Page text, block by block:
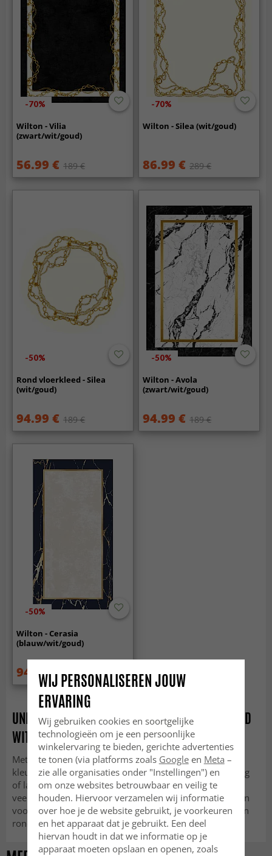
-70%
Wilton - Vilia
(zwart/wit/goud)
56.99 € 189 €
-70%
Wilton - Silea (wit/goud)
86.99 € 289 €
-50%
Rond vloerkleed - Silea
(wit/goud)
94.99 € 189 €
-50%
Wilton - Avola
(zwart/wit/goud)
94.99 € 189 €
-50%
Wilton - Cerasia
(blauw/wit/goud)
94.99 € 189 €
UNIEKE KLEURENCOMBINATIE MET HET VLOERKLEED
WIT GOUD
Met het vloerkleed wit goud haal je een unieke
kleurencombinatie in huis. Je kunt kiezen voor hoogpolig
of laagpolig. Ook als het gaat om maten en stoffen is er
veel keuze bij Trendcarpet. Zo kun je bijvoorbeeld kiezen
voor wol of viscose, een groot vierkant tapijt of een klein
rond kleedje. Veel keuze dus!
WIJ PERSONALISEREN JOUW
ERVARING
Wij gebruiken cookies en soortgelijke
technologieën om je een persoonlijke
winkelervaring te bieden, gerichte advertenties
te tonen (via platforms zoals Googleen Meta –
zie alle organisaties onder "Instellingen") en
om onze websites betrouwbaar en veilig te
houden. Hiervoor verzamelen wij informatie
over hoe je de website gebruikt, je voorkeuren
en het apparaat dat je gebruikt. Een deel
hiervan houdt in dat we informatie op je
apparaat moeten opslaan en openen, zoals